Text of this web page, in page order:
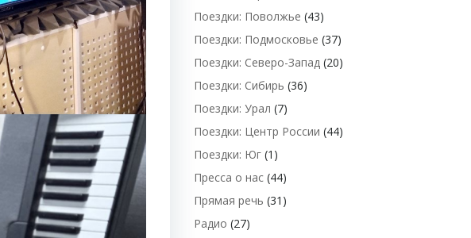
Поездки: Поволжье (43)
Поездки: Подмосковье (37)
Поездки: Северо-Запад (20)
Поездки: Сибирь (36)
Поездки: Урал (7)
Поездки: Центр России (44)
Поездки: Юг (1)
Пресса о нас (44)
Прямая речь (31)
Радио (27)